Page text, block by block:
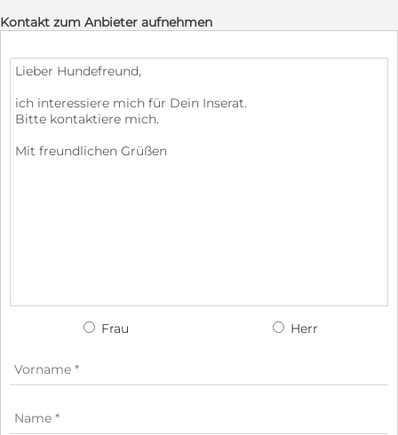
Kontakt zum Anbieter aufnehmen
Frau Herr